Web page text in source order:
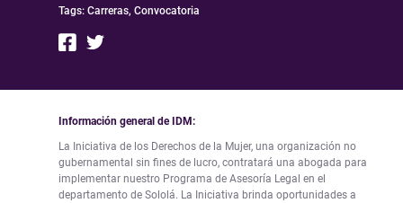
Tags: Carreras, Convocatoria
Información general de IDM:
La Iniciativa de los Derechos de la Mujer, una organización no
gubernamental sin fines de lucro, contratará una abogada para
implementar nuestro Programa de Asesoría Legal en el
departamento de Sololá. La Iniciativa brinda oportunidades a